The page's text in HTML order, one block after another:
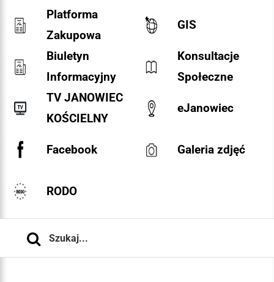
Platforma
Zakupowa
GIS
Biuletyn
Informacyjny
Konsultacje
Społeczne
TV JANOWIEC
KOŚCIELNY
eJanowiec
Facebook Galeria zdjęć
RODO